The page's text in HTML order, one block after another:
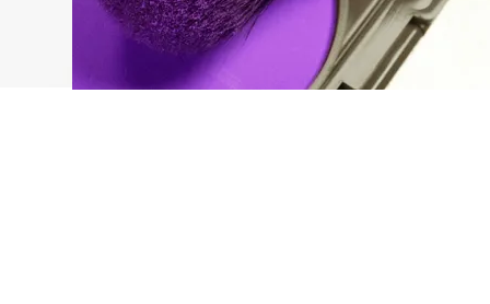
CONCORSI